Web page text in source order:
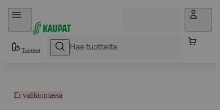
Hyppää sisältöön
Tuotteet
Ei valikoimassa